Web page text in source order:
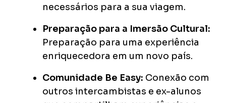
necessários para a sua viagem.
Preparação para a Imersão Cultural:
Preparação para uma experiência
enriquecedora em um novo país.
Comunidade Be Easy: Conexão com
outros intercambistas e ex-alunos